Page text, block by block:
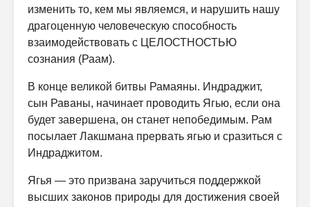
изменить то, кем мы являемся, и нарушить нашу
драгоценную человеческую способность
взаимодействовать с ЦЕЛОСТНОСТЬЮ
сознания (Раам).
В конце великой битвы Рамаяны. Индраджит,
сын Раваны, начинает проводить Ягью, если она
будет завершена, он станет непобедимым. Рам
посылает Лакшмана прервать ягью и сразиться с
Индраджитом.
Ягья — это призвана заручиться поддержкой
высших законов природы для достижения своей